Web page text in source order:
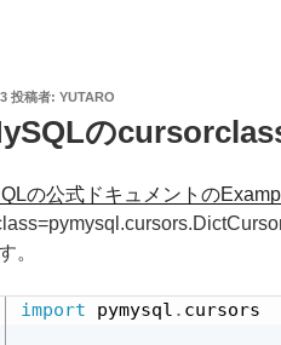
投稿者: YUTARO
の
の公式ドキュメントの
。
import pymysql . cursors